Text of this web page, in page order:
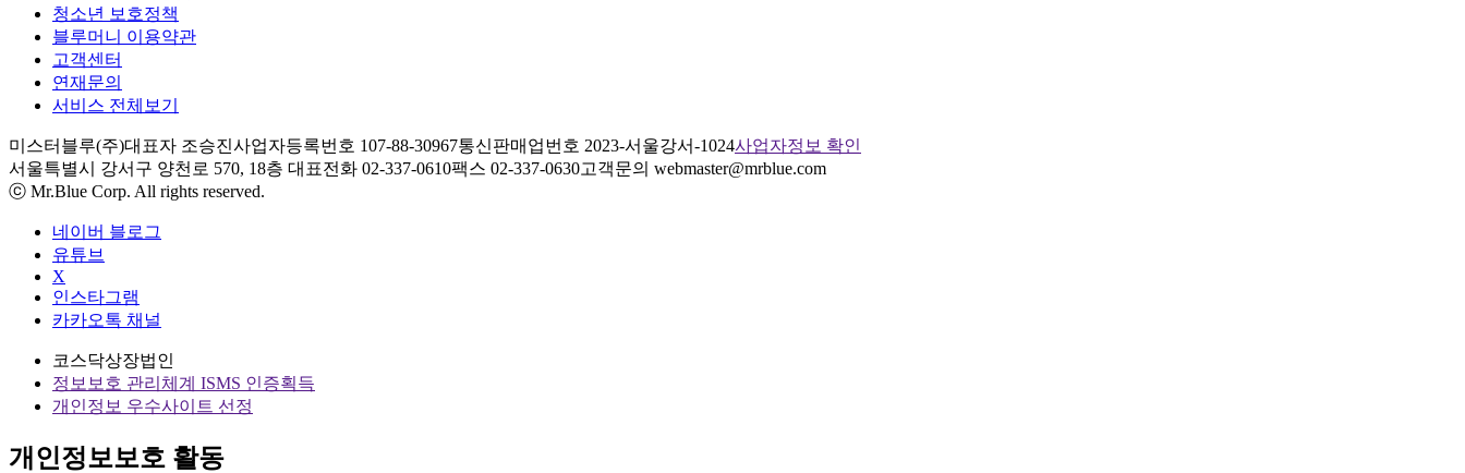
청소년 보호정책
블루머니 이용약관
고객센터
연재문의
서비스 전체보기
미스터블루(주)대표자 조승진사업자등록번호 107-88-30967통신판매업번호 2023-서울강서-1024사업자정보 확인
서울특별시 강서구 양천로 570, 18층 대표전화 02-337-0610팩스 02-337-0630고객문의 webmaster@mrblue.com
ⓒ Mr.Blue Corp. All rights reserved.
네이버 블로그
유튜브
X
인스타그램
카카오톡 채널
코스닥상장법인
정보보호 관리체계 ISMS 인증획득
개인정보 우수사이트 선정
개인정보보호 활동